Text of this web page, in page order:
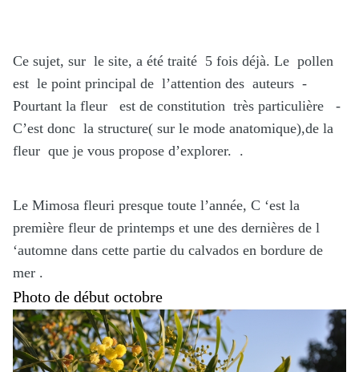
Ce sujet, sur le site, a été traité 5 fois déjà. Le pollen
est le point principal de l’attention des auteurs -
Pourtant la fleur est de constitution très particulière -
C’est donc la structure( sur le mode anatomique),de la
fleur que je vous propose d’explorer. .
Le Mimosa fleuri presque toute l’année, C ‘est la
première fleur de printemps et une des dernières de l
‘automne dans cette partie du calvados en bordure de
mer .
Photo de début octobre